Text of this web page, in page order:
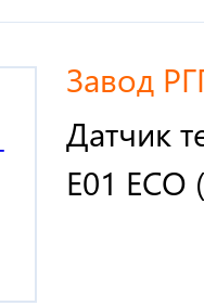
Завод
Датчик
E01 ECO